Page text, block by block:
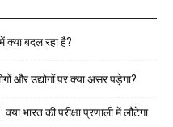
बदल रहा है?
और उद्योगों पर क्या असर पड़ेगा?
भारत की परीक्षा प्रणाली में लौटेगा